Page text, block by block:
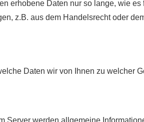
erhobene Daten nur so lange, wie
z.B. aus dem Handelsrecht oder
Daten wir von Ihnen zu welcher
Server werden allgemeine